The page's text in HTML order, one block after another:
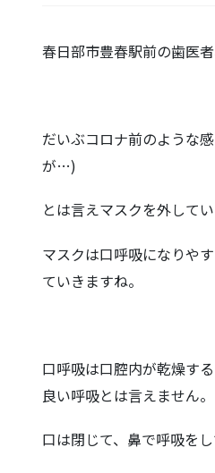
春日部市豊春駅前の歯医
だいぶコロナ前のような
が…)
とは言えマスクを外して
マスクは口呼吸になりや
ていきますね。
口呼吸は口腔内が乾燥す
良い呼吸とは言えません。
口は閉じて、鼻で呼吸をし